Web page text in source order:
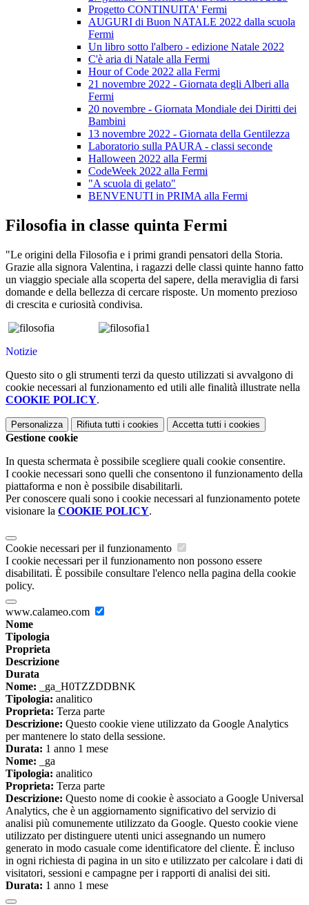
Progetto CONTINUITA' Fermi
AUGURI di Buon NATALE 2022 dalla scuola
Fermi
Un libro sotto l'albero - edizione Natale 2022
C'è aria di Natale alla Fermi
Hour of Code 2022 alla Fermi
21 novembre 2022 - Giornata degli Alberi alla
Fermi
20 novembre - Giornata Mondiale dei Diritti dei
Bambini
13 novembre 2022 - Giornata della Gentilezza
Laboratorio sulla PAURA - classi seconde
Halloween 2022 alla Fermi
CodeWeek 2022 alla Fermi
"A scuola di gelato"
BENVENUTI in PRIMA alla Fermi
Filosofia in classe quinta Fermi
"Le origini della Filosofia e i primi grandi pensatori della Storia.
Grazie alla signora Valentina, i ragazzi delle classi quinte hanno fatto
un viaggio speciale alla scoperta del sapere, della meraviglia di farsi
domande e della bellezza di cercare risposte. Un momento prezioso
di crescita e curiosità condivisa.
Notizie
Questo sito o gli strumenti terzi da questo utilizzati si avvalgono di
cookie necessari al funzionamento ed utili alle finalità illustrate nella
COOKIE POLICY.
Personalizza Rifiuta tutti i cookies Accetta tutti i cookies
Gestione cookie
In questa schermata è possibile scegliere quali cookie consentire.
I cookie necessari sono quelli che consentono il funzionamento della
piattaforma e non è possibile disabilitarli.
Per conoscere quali sono i cookie necessari al funzionamento potete
visionare la COOKIE POLICY.
Cookie necessari per il funzionamento
I cookie necessari per il funzionamento non possono essere
disabilitati. È possibile consultare l'elenco nella pagina della cookie
policy.
www.calameo.com
Nome
Tipologia
Proprieta
Descrizione
Durata
Nome: _ga_H0TZZDDBNK
Tipologia: analitico
Proprieta: Terza parte
Descrizione: Questo cookie viene utilizzato da Google Analytics
per mantenere lo stato della sessione.
Durata: 1 anno 1 mese
Nome: _ga
Tipologia: analitico
Proprieta: Terza parte
Descrizione: Questo nome di cookie è associato a Google Universal
Analytics, che è un aggiornamento significativo del servizio di
analisi più comunemente utilizzato da Google. Questo cookie viene
utilizzato per distinguere utenti unici assegnando un numero
generato in modo casuale come identificatore del cliente. È incluso
in ogni richiesta di pagina in un sito e utilizzato per calcolare i dati di
visitatori, sessioni e campagne per i rapporti di analisi dei siti.
Durata: 1 anno 1 mese